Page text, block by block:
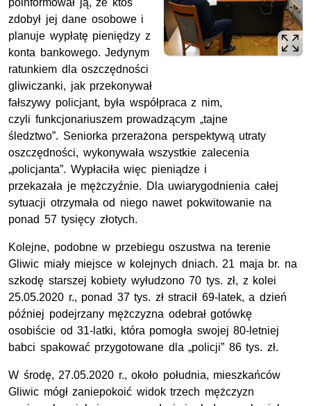
poinformował ją, że ktoś
zdobył jej dane osobowe i
planuje wypłatę pieniędzy z
konta bankowego. Jedynym
ratunkiem dla oszczędności
gliwiczanki, jak przekonywał
fałszywy policjant, była współpraca z nim,
czyli funkcjonariuszem prowadzącym „tajne
śledztwo”. Seniorka przerażona perspektywą utraty
oszczędności, wykonywała wszystkie zalecenia
„policjanta”. Wypłaciła więc pieniądze i
przekazała je mężczyźnie. Dla uwiarygodnienia całej
sytuacji otrzymała od niego nawet pokwitowanie na
ponad 57 tysięcy złotych.
Kolejne, podobne w przebiegu oszustwa na terenie
Gliwic miały miejsce w kolejnych dniach. 21 maja br. na
szkodę starszej kobiety wyłudzono 70 tys. zł, z kolei
25.05.2020 r., ponad 37 tys. zł stracił 69-latek, a dzień
później podejrzany mężczyzna odebrał gotówkę
osobiście od 31-latki, która pomogła swojej 80-letniej
babci spakować przygotowane dla „policji” 86 tys. zł.
W środę, 27.05.2020 r., około południa, mieszkańców
Gliwic mógł zaniepokoić widok trzech mężczyzn